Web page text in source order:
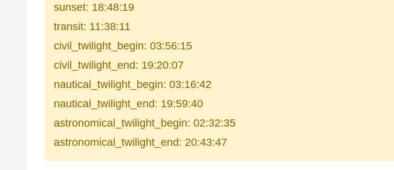
sunset: 18:48:19
transit: 11:38:11
civil_twilight_begin: 03:56:15
civil_twilight_end: 19:20:07
nautical_twilight_begin: 03:16:42
nautical_twilight_end: 19:59:40
astronomical_twilight_begin: 02:32:35
astronomical_twilight_end: 20:43:47